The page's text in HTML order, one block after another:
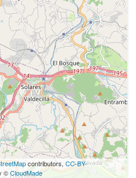
contributors, CC-BY-
©CloudMade